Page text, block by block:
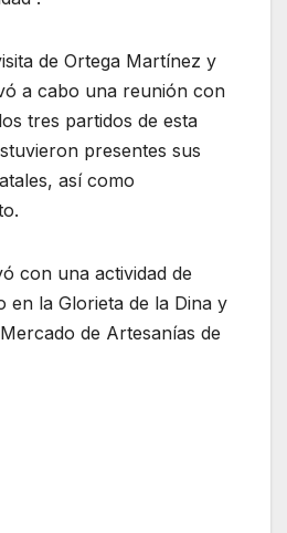
de Ortega Martínez y
a cabo una reunión con
tres partidos de esta
presentes sus
así como
con una actividad de
en la Glorieta de la Dina y
de Artesanías de